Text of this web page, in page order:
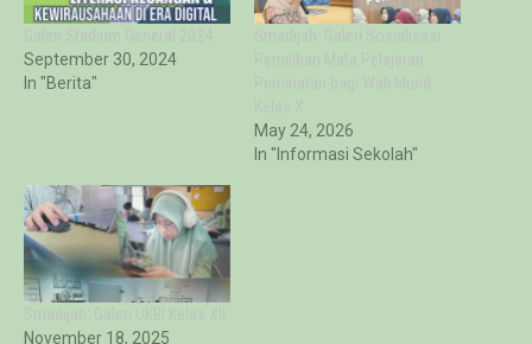
September 30, 2024
In "Berita"
May 24, 2026
In "Informasi Sekolah"
November 18, 2025